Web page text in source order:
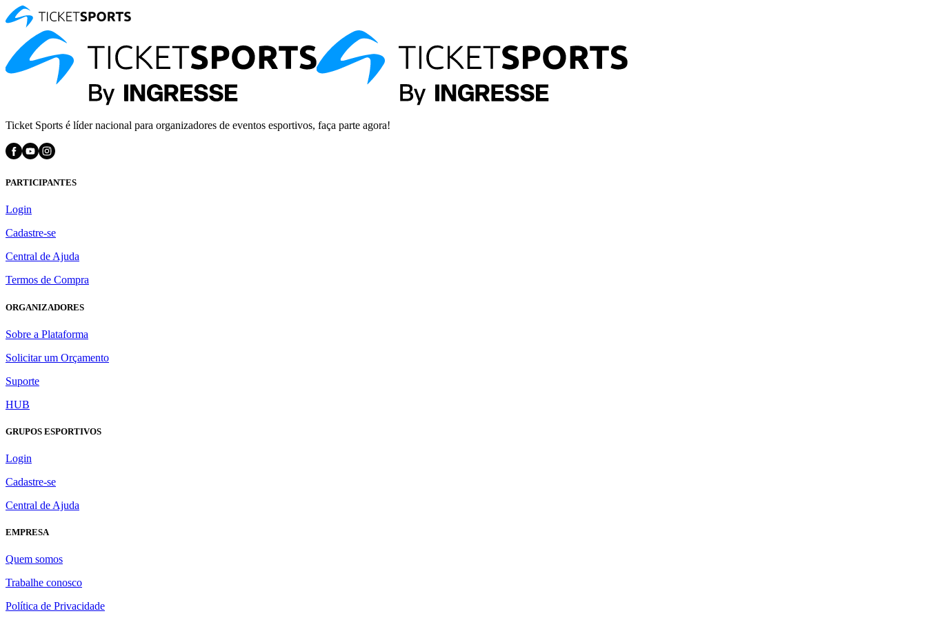
Ticket Sports é líder nacional para organizadores de eventos esportivos, faça parte agora!
PARTICIPANTES
Login
Cadastre-se
Central de Ajuda
Termos de Compra
ORGANIZADORES
Sobre a Plataforma
Solicitar um Orçamento
Suporte
HUB
GRUPOS ESPORTIVOS
Login
Cadastre-se
Central de Ajuda
EMPRESA
Quem somos
Trabalhe conosco
Política de Privacidade